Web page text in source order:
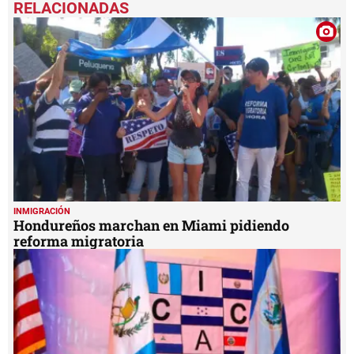
of
minute,
37
seconds
INMIGRACIÓN
Hondureños marchan en Miami pidiendo
reforma migratoria